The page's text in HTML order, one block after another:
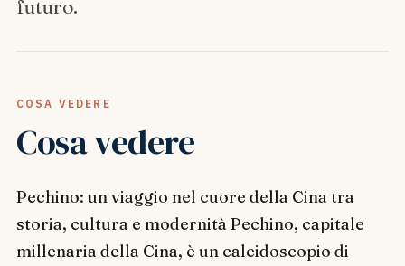
futuro.
COSA VEDERE
Cosa vedere
Pechino: un viaggio nel cuore della Cina tra
storia, cultura e modernità Pechino, capitale
millenaria della Cina, è un caleidoscopio di